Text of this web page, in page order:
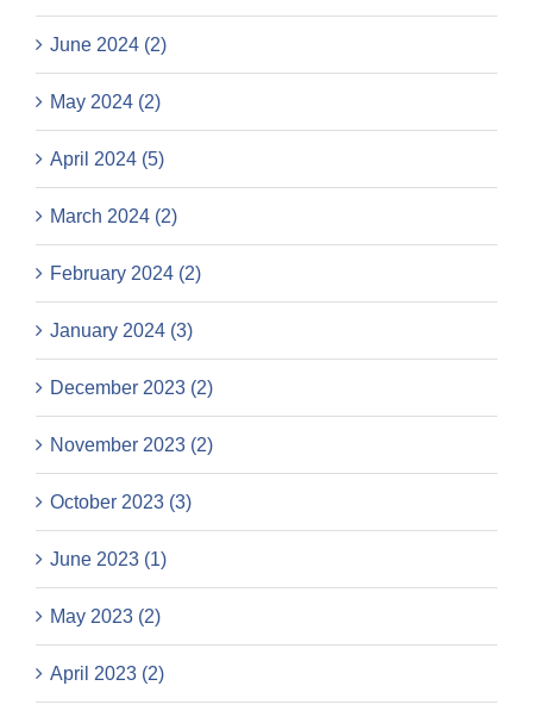
June 2024 (2)
May 2024 (2)
April 2024 (5)
March 2024 (2)
February 2024 (2)
January 2024 (3)
December 2023 (2)
November 2023 (2)
October 2023 (3)
June 2023 (1)
May 2023 (2)
April 2023 (2)